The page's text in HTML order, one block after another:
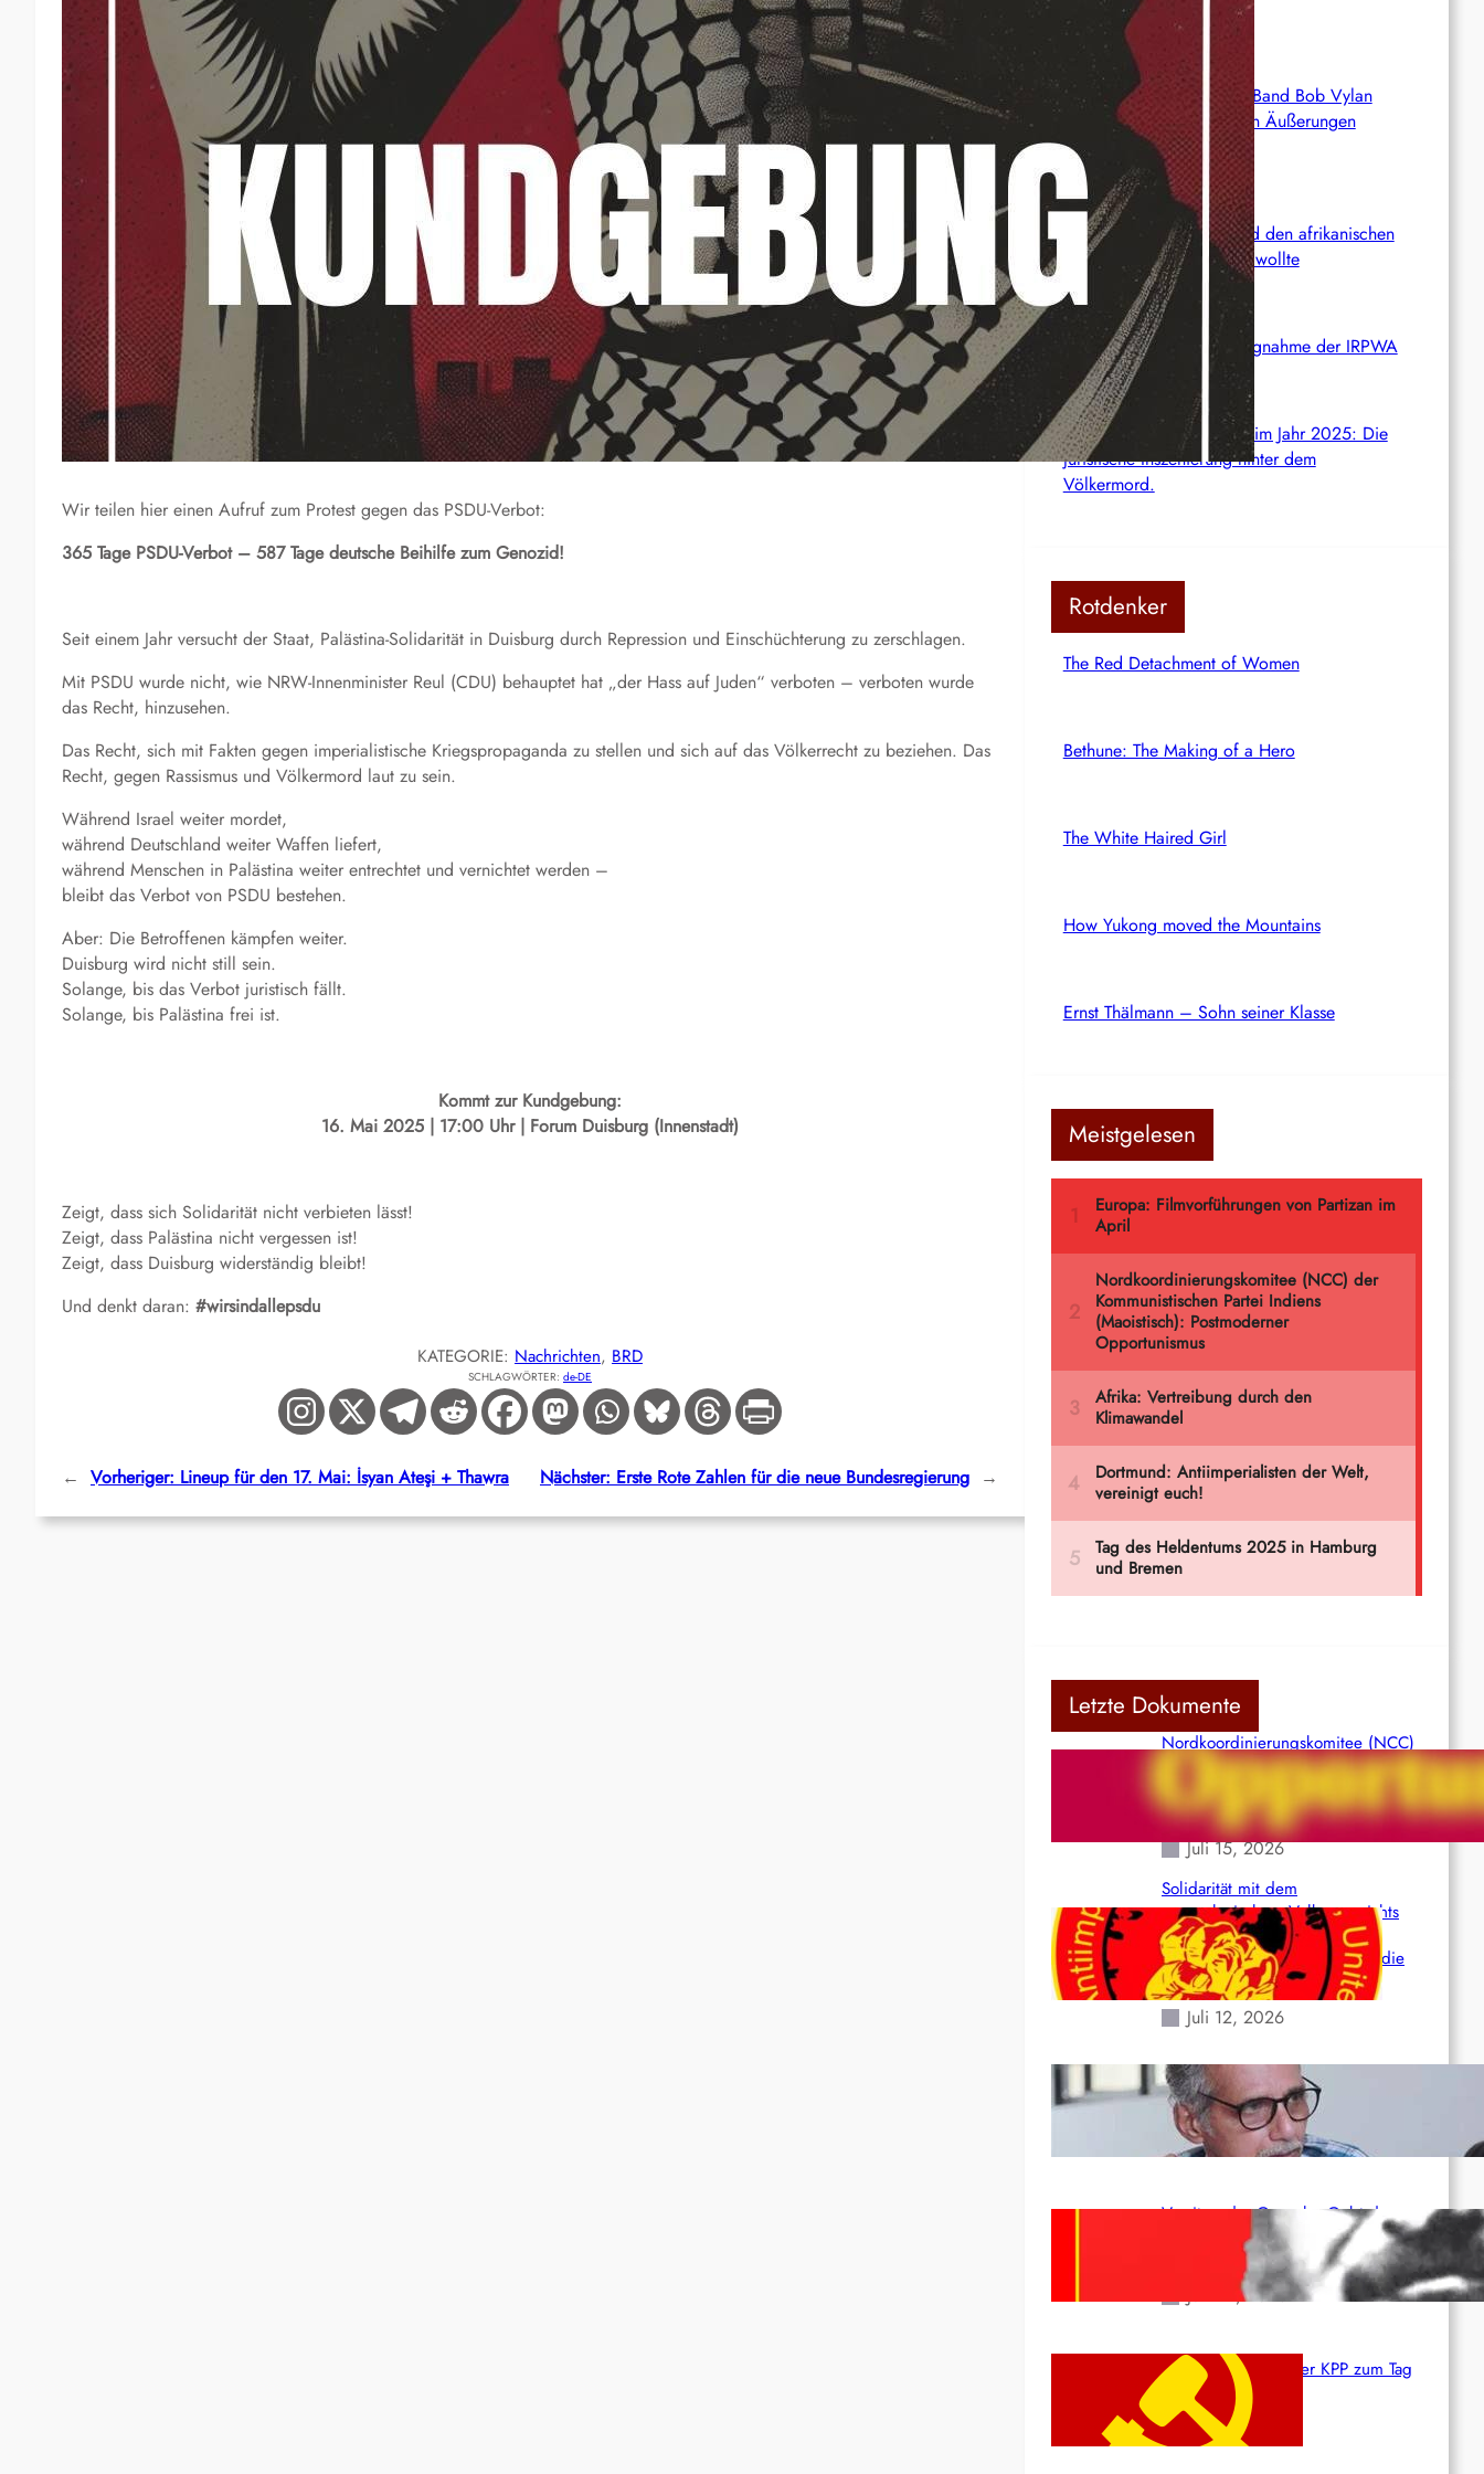
Wir teilen hier einen Aufruf zum Protest gegen das PSDU-Verbot:
365 Tage PSDU-Verbot – 587 Tage deutsche Beihilfe zum Genozid!
Seit einem Jahr versucht der Staat, Palästina-Solidarität in Duisburg durch Repression und Einschüchterung zu zerschlagen.
Mit PSDU wurde nicht, wie NRW-Innenminister Reul (CDU) behauptet hat „der Hass auf Juden“ verboten – verboten wurde
das Recht, hinzusehen.
Das Recht, sich mit Fakten gegen imperialistische Kriegspropaganda zu stellen und sich auf das Völkerrecht zu beziehen. Das
Recht, gegen Rassismus und Völkermord laut zu sein.
Während Israel weiter mordet,
während Deutschland weiter Waffen liefert,
während Menschen in Palästina weiter entrechtet und vernichtet werden –
bleibt das Verbot von PSDU bestehen.
Aber: Die Betroffenen kämpfen weiter.
Duisburg wird nicht still sein.
Solange, bis das Verbot juristisch fällt.
Solange, bis Palästina frei ist.
Kommt zur Kundgebung:
16. Mai 2025 | 17:00 Uhr | Forum Duisburg (Innenstadt)
Zeigt, dass sich Solidarität nicht verbieten lässt!
Zeigt, dass Palästina nicht vergessen ist!
Zeigt, dass Duisburg widerständig bleibt!
Und denkt daran: #wirsindallepsdu
KATEGORIE: Nachrichten, BRD
SCHLAGWÖRTER: de-DE
← Vorheriger: Lineup für den 17. Mai: İsyan Ateşi + Thawra Nächster: Erste Rote Zahlen für die neue Bundesregierung →
freigelassen
Deutschland: Sänger der Band Bob Vylan
nach pro-palästinensischen Äußerungen
abgeschoben
Wie die CIA Mandela und den afrikanischen
Befreiungskampf stoppen wollte
Aktualisierung der Stellungnahme der IRPWA
Neue israelische Gesetze im Jahr 2025: Die
juristische Inszenierung hinter dem
Völkermord.
Rotdenker
The Red Detachment of Women
Bethune: The Making of a Hero
The White Haired Girl
How Yukong moved the Mountains
Ernst Thälmann – Sohn seiner Klasse
Meistgelesen
Letzte Dokumente
Nordkoordinierungskomitee (NCC)
der Kommunistischen Partei Indiens
(Maoistisch): Postmoderner
Opportunismus
Juli 15, 2026
Solidarität mit dem
venezolanischem Volk angesichts
der verlorenen Leben und der
katastrophalen Situation durch die
Erdbeben des 24. Juni!
Juli 12, 2026
Indien: „Die Politik der
Kapitulation“ von K. Murali (Ajith)
Juli 1, 2026
Vorsitzender Gonzalo: Gebt das
Leben für die Partei und die
Juni 19, 2026
Beschluss des ZK der KPP zum Tag
des Heldentums
Juni 19, 2026